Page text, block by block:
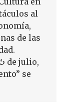
al
de las
de julio,
se